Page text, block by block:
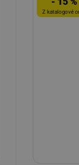
Z katalogové